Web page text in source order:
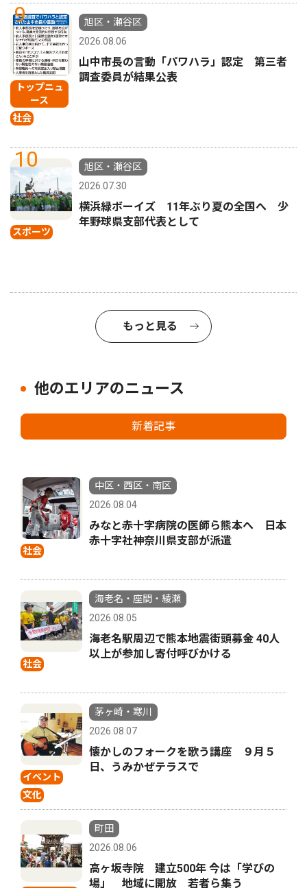
9
トップニュ
ース
社会
旭区・瀬谷区
2026.08.06
山中市長の言動「パワハラ」認定 第三者
調査委員が結果公表
10
スポーツ
旭区・瀬谷区
2026.07.30
横浜緑ボーイズ 11年ぶり夏の全国へ 少
年野球県支部代表として
もっと見る
他のエリアのニュース
新着記事
社会
中区・西区・南区
2026.08.04
みなと赤十字病院の医師ら熊本へ 日本
赤十字社神奈川県支部が派遣
社会
海老名・座間・綾瀬
2026.08.05
海老名駅周辺で熊本地震街頭募金 40人
以上が参加し寄付呼びかける
イベント
文化
茅ヶ崎・寒川
2026.08.07
懐かしのフォークを歌う講座 ９月５
日、うみかぜテラスで
町田
2026.08.06
高ヶ坂寺院 建立500年 今は「学びの
場」 地域に開放 若者ら集う